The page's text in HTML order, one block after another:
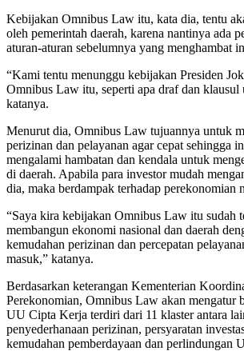
Kebijakan Omnibus Law itu, kata dia, tentu
oleh pemerintah daerah, karena nantinya ada
aturan-aturan sebelumnya yang menghambat
“Kami tentu menunggu kebijakan Presiden
Omnibus Law itu, seperti apa draf dan klausul
katanya.
Menurut dia, Omnibus Law tujuannya untuk
perizinan dan pelayanan agar cepat sehingga
mengalami hambatan dan kendala untuk
di daerah. Apabila para investor mudah
dia, maka berdampak terhadap perekonomian
“Saya kira kebijakan Omnibus Law itu sudah
membangun ekonomi nasional dan daerah
kemudahan perizinan dan percepatan
masuk,” katanya.
Berdasarkan keterangan Kementerian
Perekonomian, Omnibus Law akan mengatur
UU Cipta Kerja terdiri dari 11 klaster antara
penyederhanaan perizinan, persyaratan
kemudahan pemberdayaan dan perlindungan